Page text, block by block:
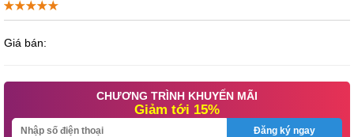
Giá bán:
CHƯƠNG TRÌNH KHUYẾN MÃI
Giảm tới 15%
Đăng ký ngay